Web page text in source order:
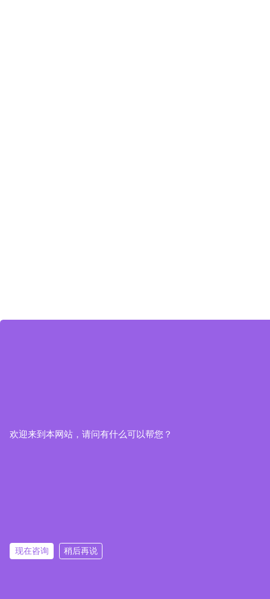
欢迎来到本网站，请问有什么可以帮您？
现在咨询 稍后再说